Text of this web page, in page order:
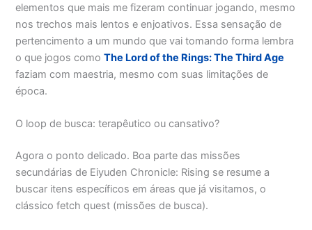
elementos que mais me fizeram continuar jogando, mesmo
nos trechos mais lentos e enjoativos. Essa sensação de
pertencimento a um mundo que vai tomando forma lembra
o que jogos comoThe Lord of the Rings: The Third Age
faziam com maestria, mesmo com suas limitações de
época.
O loop de busca: terapêutico ou cansativo?
Agora o ponto delicado. Boa parte das missões
secundárias de Eiyuden Chronicle: Rising se resume a
buscar itens específicos em áreas que já visitamos, o
clássico fetch quest (missões de busca).